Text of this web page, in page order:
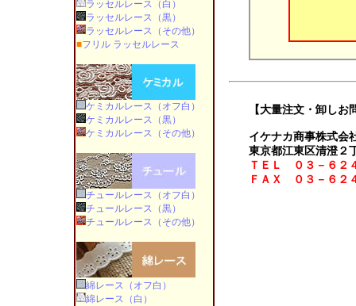
ラッセルレース（白）
ラッセルレース（黒）
ラッセルレース（その他）
■フリル ラッセルレース
ケミカルレース（オフ白）
ケミカルレース（黒）
ケミカルレース（その他）
チュールレース（オフ白）
チュールレース（黒）
チュールレース（その他）
綿レース（オフ白）
綿レース（白）
【大量注文・卸しお
イケナカ商事株式
東京都江東区清澄２
ＴＥＬ ０３－６２
ＦＡＸ ０３－６２